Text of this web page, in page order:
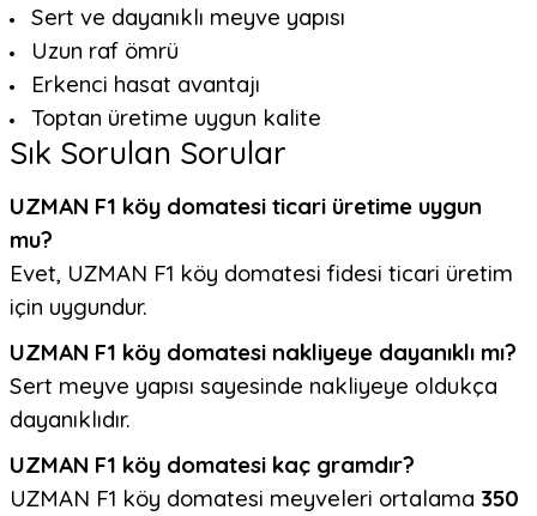
Sert ve dayanıklı meyve yapısı
Uzun raf ömrü
Erkenci hasat avantajı
Toptan üretime uygun kalite
Sık Sorulan Sorular
UZMAN F1 köy domatesi ticari üretime uygun
mu?
Evet, UZMAN F1 köy domatesi fidesi ticari üretim
için uygundur.
UZMAN F1 köy domatesi nakliyeye dayanıklı mı?
Sert meyve yapısı sayesinde nakliyeye oldukça
dayanıklıdır.
UZMAN F1 köy domatesi kaç gramdır?
UZMAN F1 köy domatesi meyveleri ortalama 350